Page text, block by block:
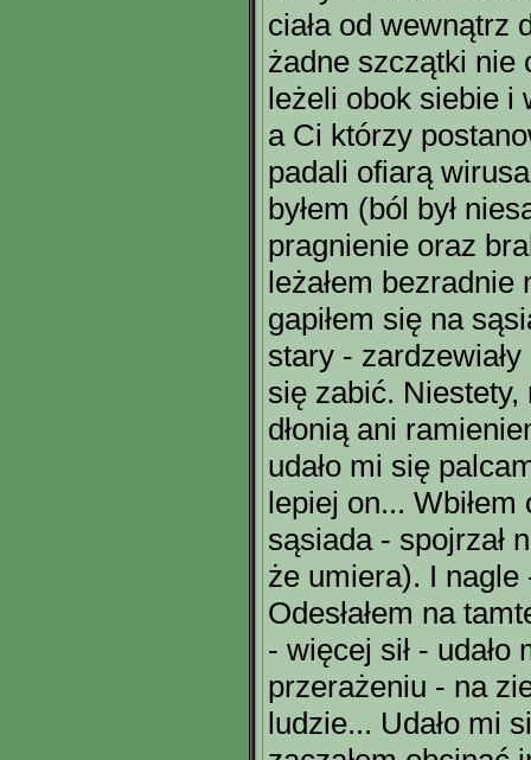
ciała od wewnątrz
żadne szczątki nie
leżeli obok siebie i
a Ci którzy
padali ofiarą
byłem (ból był
pragnienie oraz
leżałem bezradnie
gapiłem się na
stary -
się zabić. Niestety,
dłonią ani
udało mi się
lepiej on...
sąsiada - spojrzał
że umiera). I nagle
Odesłałem na
- więcej sił -
przerażeniu - na
ludzie... Udało mi